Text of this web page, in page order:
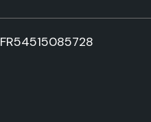
FR54515085728